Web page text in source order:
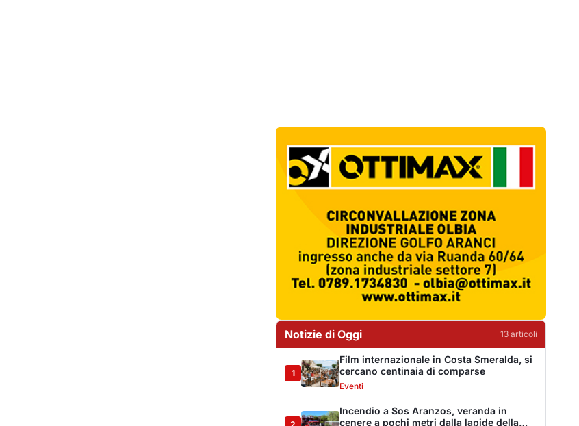
Notizie di Oggi 13articoli
1
Film internazionale in Costa Smeralda, si
cercano centinaia di comparse
Eventi
Incendio a Sos Aranzos, veranda in
cenere a pochi metri dalla lapide della